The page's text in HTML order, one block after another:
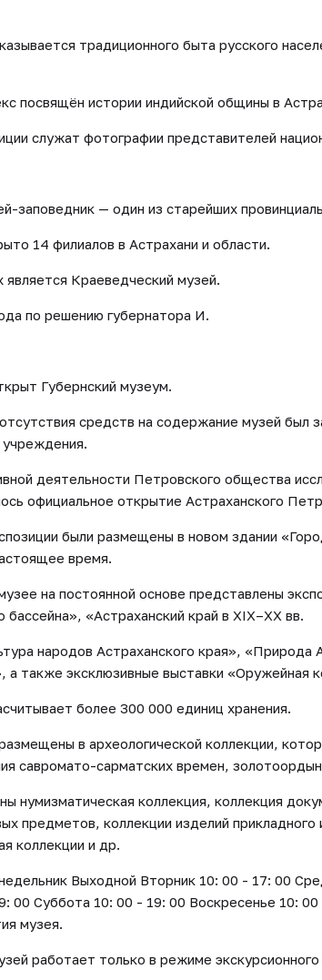
традиционного быта русского
посвящён истории индийской общины в
служат фотографии представителей
заповедник — один из старейших
14 филиалов в Астрахани и области.
является Краеведческий музей.
по решению губернатора И.
Губернский музеум.
средств на содержание музей был
учреждения.
деятельности Петровского общества
официальное открытие Астраханского
были размещены в новом здании
время.
на постоянной основе представлены
бассейна», «Астраханский край в XIX–XX вв.
народов Астраханского края», «Природа
а также эксклюзивные выставки «Оружейная
более 300 000 единиц хранения.
в археологической коллекции,
савромато-сарматских времен,
нумизматическая коллекция, коллекция
предметов, коллекции изделий прикладного
коллекции и др.
Выходной Вторник 10: 00 - 17: 00
00 Суббота 10: 00 - 19: 00 Воскресенье 10:
музея.
работает только в режиме